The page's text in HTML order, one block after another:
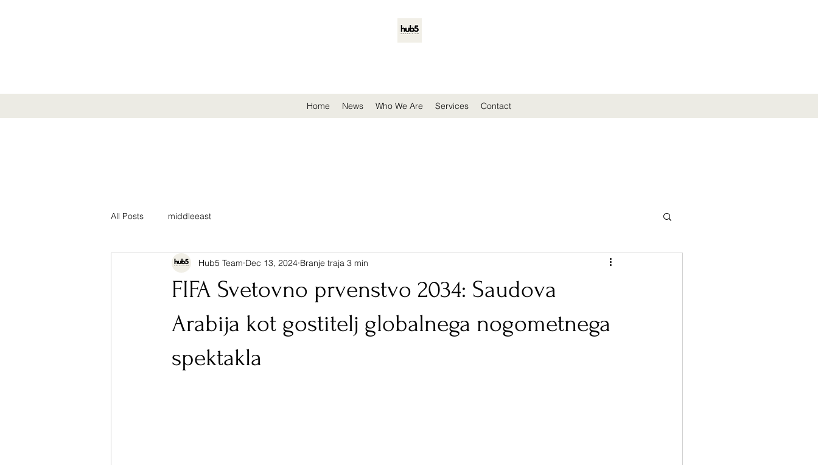
Home News Who We Are Services Contact
All Posts middleeast
FIFA Svetovno prvenstvo 2034: Saudova
Arabija kot gostitelj globalnega nogometnega
spektakla
Hub5 Team Dec 13, 2024 Branje traja 3 min